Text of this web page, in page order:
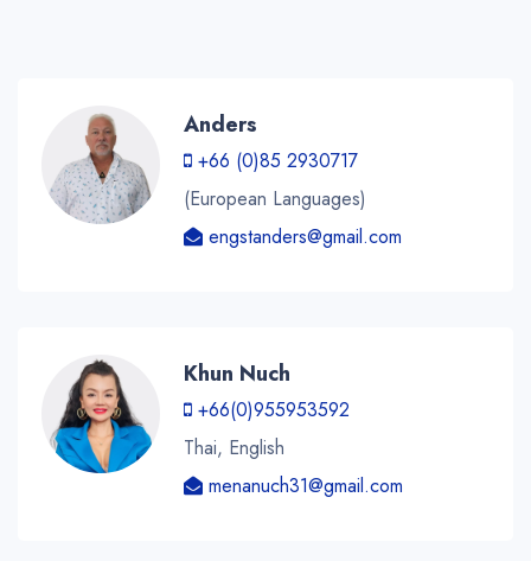
Anders
+66 (0)85 2930717
(European Languages)
engstanders@gmail.com
Khun Nuch
+66(0)955953592
Thai, English
menanuch31@gmail.com